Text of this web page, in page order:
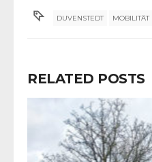
DUVENSTEDT MOBILITÄT
RELATED POSTS